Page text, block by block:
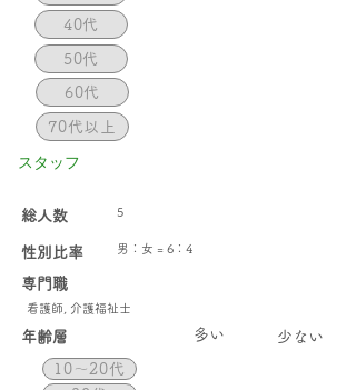
40代
50代
60代
70代以上
スタッフ
総人数
性別比率
5
男：女 = 6：4
専門職
看護師, 介護福祉士
年齢層
10〜20代
​多い 少ない